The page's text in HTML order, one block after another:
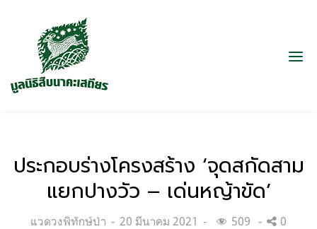
ประกอบร่างโครงสร้าง ‘จุดสกัดสาม
แยกปางวัว – เด่นหญ้าขัด’
Categories:
แวดวงพิทักษ์ป่า
Posted
20 มีนาคม 2021 509 0